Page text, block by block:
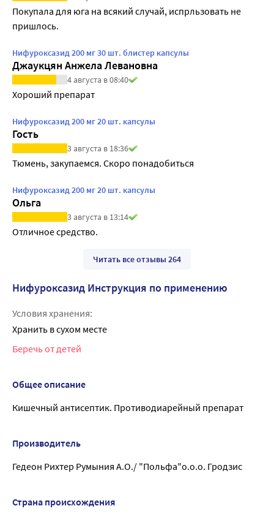
Покупала для юга на всякий случай, испрльзовать не
пришлось.
Нифуроксазид 200 мг 30 шт. блистер капсулы
Джаукцян Анжела Левановна
4 августа в 08:40
Хороший препарат
Нифуроксазид 200 мг 20 шт. капсулы
Гость
3 августа в 18:36
Тюмень, закупаемся. Скоро понадобиться
Нифуроксазид 200 мг 20 шт. капсулы
Ольга
3 августа в 13:14
Отличное средство.
Читать все отзывы 264
Нифуроксазид Инструкция по применению
Условия хранения:
Хранить в сухом месте
Беречь от детей
Общее описание
Кишечный антисептик. Противодиарейный препарат
Производитель
Гедеон Рихтер Румыния А.О./ "Польфа"о.о.о. Гродзис
Страна происхождения